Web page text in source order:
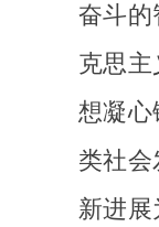
奋斗的
克思
想凝心
类社
新进